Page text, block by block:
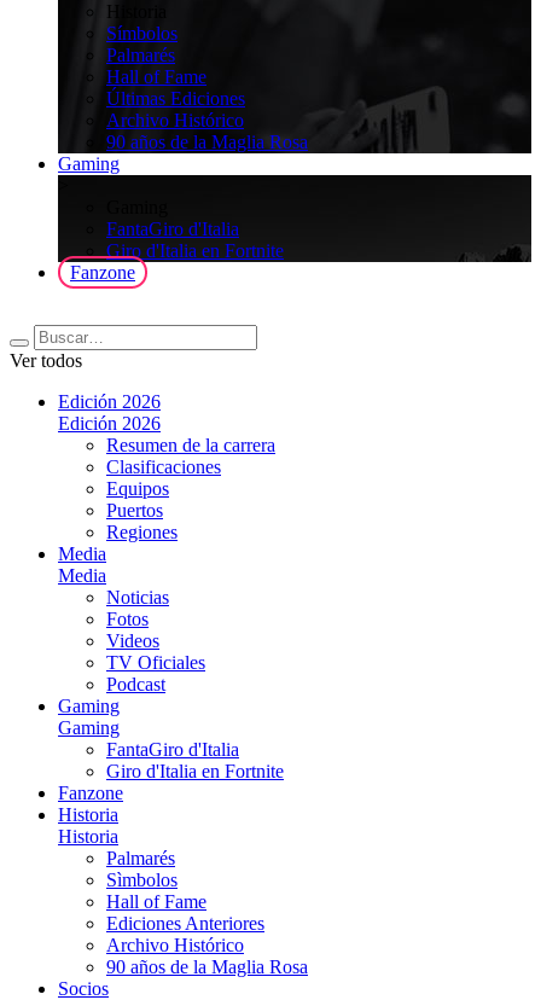
Historia
Símbolos
Palmarés
Hall of Fame
Últimas Ediciones
Archivo Histórico
90 años de la Maglia Rosa
Gaming
FantaGiro d'Italia
Giro d'Italia en Fortnite
Fanzone
Ver todos
Edición 2026
Edición 2026
Resumen de la carrera
Clasificaciones
Equipos
Puertos
Regiones
Media
Media
Noticias
Fotos
Videos
TV Oficiales
Podcast
Gaming
Gaming
FantaGiro d'Italia
Giro d'Italia en Fortnite
Fanzone
Historia
Historia
Palmarés
Sìmbolos
Hall of Fame
Ediciones Anteriores
Archivo Histórico
90 años de la Maglia Rosa
Socios